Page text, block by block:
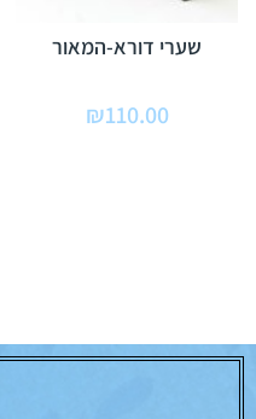
שערי דורא-המאור
₪110.00